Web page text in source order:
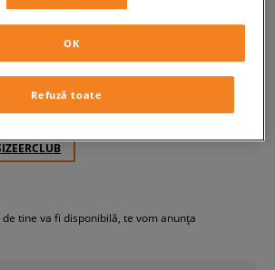
tine va fi disponibilă, te vom anunța
Refuză toate
OK